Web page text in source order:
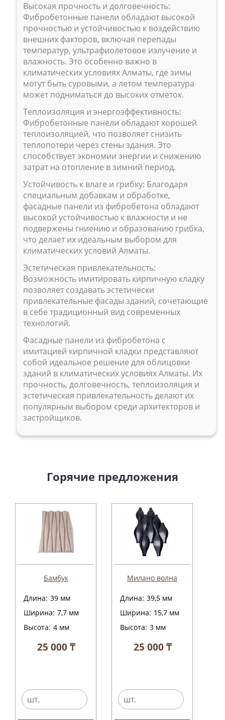
Высокая прочность и долговечность:
Фибробетонные панели обладают высокой
прочностью и устойчивостью к воздействию
внешних факторов, включая перепады
температур, ультрафиолетовое излучение и
влажность. Это особенно важно в
климатических условиях Алматы, где зимы
могут быть суровыми, а летом температура
может подниматься до высоких отметок.
Теплоизоляция и энергоэффективность:
Фибробетонные панели обладают хорошей
теплоизоляцией, что позволяет снизить
теплопотери через стены здания. Это
способствует экономии энергии и снижению
затрат на отопление в зимний период.
Устойчивость к влаге и грибку: Благодаря
специальным добавкам и обработке,
фасадные панели из фибробетона обладают
высокой устойчивостью к влажности и не
подвержены гниению и образованию грибка,
что делает их идеальным выбором для
климатических условий Алматы.
Эстетическая привлекательность:
Возможность имитировать кирпичную кладку
позволяет создавать эстетически
привлекательные фасады зданий, сочетающие
в себе традиционный вид современных
технологий.
Фасадные панели из фибробетона с
имитацией кирпичной кладки представляют
собой идеальное решение для облицовки
зданий в климатических условиях Алматы. Их
прочность, долговечность, теплоизоляция и
эстетическая привлекательность делают их
популярным выбором среди архитекторов и
застройщиков.
Горячие предложения
Бамбук
Длина: 39 мм
Ширина: 7,7 мм
Высота: 4 мм
25 000 ₸
Милано волна
Длина: 39,5 мм
Ширина: 15,7 мм
Высота: 3 мм
25 000 ₸